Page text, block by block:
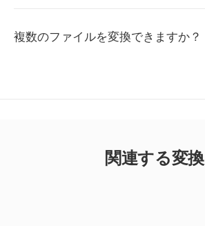
複数のファイルを変換できますか？
関連する変換